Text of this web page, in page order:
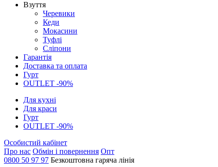
Взуття
Черевики
Кеди
Мокасини
Туфлі
Сліпони
Гарантія
Доставка та оплата
Гурт
OUTLET -90%
Для кухні
Для краси
Гурт
OUTLET -90%
Особистий кабінет
Про нас Обмін і повернення Опт
0800 50 97 97 Безкоштовна гаряча лінія